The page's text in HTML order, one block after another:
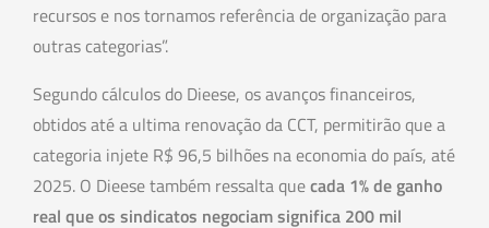
recursos e nos tornamos referência de organização para
outras categorias”.
Segundo cálculos do Dieese, os avanços financeiros,
obtidos até a ultima renovação da CCT, permitirão que a
categoria injete R$ 96,5 bilhões na economia do país, até
2025. O Dieese também ressalta quecada 1% de ganho
real que os sindicatos negociam significa 200 mil